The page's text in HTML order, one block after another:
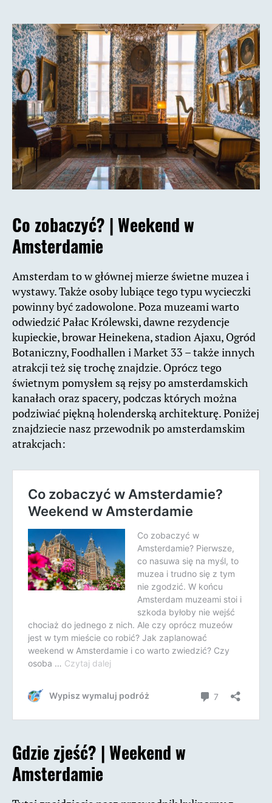
Co zobaczyć? |Weekend w
Amsterdamie
Amsterdam to w głównej mierze świetne muzea i
wystawy. Także osoby lubiące tego typu wycieczki
powinny być zadowolone. Poza muzeami warto
odwiedzić Pałac Królewski, dawne rezydencje
kupieckie, browar Heinekena, stadion Ajaxu, Ogród
Botaniczny, Foodhallen i Market 33 – także innych
atrakcji też się trochę znajdzie. Oprócz tego
świetnym pomysłem są rejsy po amsterdamskich
kanałach oraz spacery, podczas których można
podziwiać piękną holenderską architekturę. Poniżej
znajdziecie nasz przewodnik po amsterdamskim
atrakcjach:
Gdzie zjeść? |Weekend w
Amsterdamie